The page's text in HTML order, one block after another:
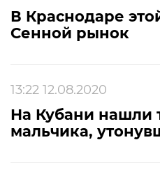
В Краснодаре
Сенной рынок
13:22 12.08.2020
На Кубани нашли
мальчика,